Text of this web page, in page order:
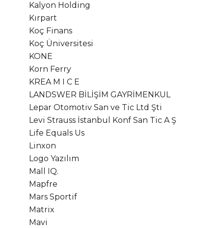
Kalyon Holding
Kırpart
Koç Finans
Koç Üniversitesi
KONE
Korn Ferry
KREA M I C E
LANDSWER BİLİŞİM GAYRİMENKUL
Lepar Otomotiv San ve Tic Ltd Şti
Levi Strauss İstanbul Konf San Tic A Ş
Life Equals Us
Linxon
Logo Yazılım
Mall IQ.
Mapfre
Mars Sportif
Matrix
Mavi